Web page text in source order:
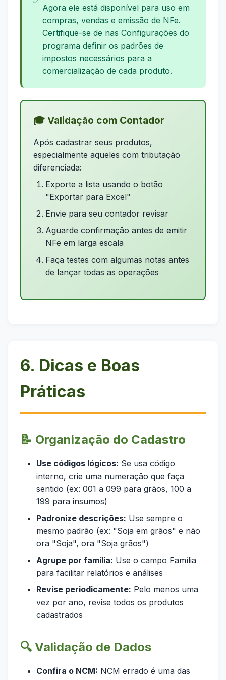
Agora ele está disponível para uso em
compras, vendas e emissão de NFe.
Certifique-se de nas Configurações do
programa definir os padrões de
impostos necessários para a
comercialização de cada produto.
🎓 Validação com Contador
Após cadastrar seus produtos,
especialmente aqueles com tributação
diferenciada:
Exporte a lista usando o botão
"Exportar para Excel"
Envie para seu contador revisar
Aguarde confirmação antes de emitir
NFe em larga escala
Faça testes com algumas notas antes
de lançar todas as operações
6. Dicas e Boas
Práticas
📝 Organização do Cadastro
Use códigos lógicos: Se usa código
interno, crie uma numeração que faça
sentido (ex: 001 a 099 para grãos, 100 a
199 para insumos)
Padronize descrições: Use sempre o
mesmo padrão (ex: "Soja em grãos" e não
ora "Soja", ora "Soja grãos")
Agrupe por família: Use o campo Família
para facilitar relatórios e análises
Revise periodicamente: Pelo menos uma
vez por ano, revise todos os produtos
cadastrados
🔍 Validação de Dados
Confira o NCM: NCM errado é uma das